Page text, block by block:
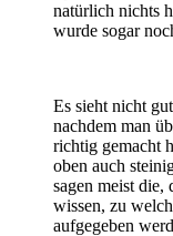
natürlich nichts
wurde sogar
Es sieht nicht
nachdem man
richtig gemacht
oben auch
sagen meist
wissen, zu
aufgegeben